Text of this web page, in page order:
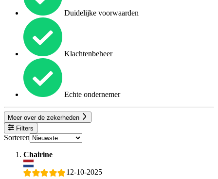
Duidelijke voorwaarden
Klachtenbeheer
Echte ondernemer
Meer over de zekerheden
Filters
Sorteren
Chairine
12-10-2025